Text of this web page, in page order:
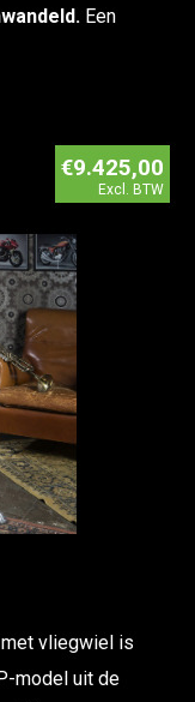
Een
€9.425,00
Excl. BTW
vliegwiel is
model uit de